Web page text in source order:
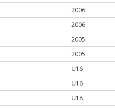
2006
2006
2005
2005
U16
U16
U18